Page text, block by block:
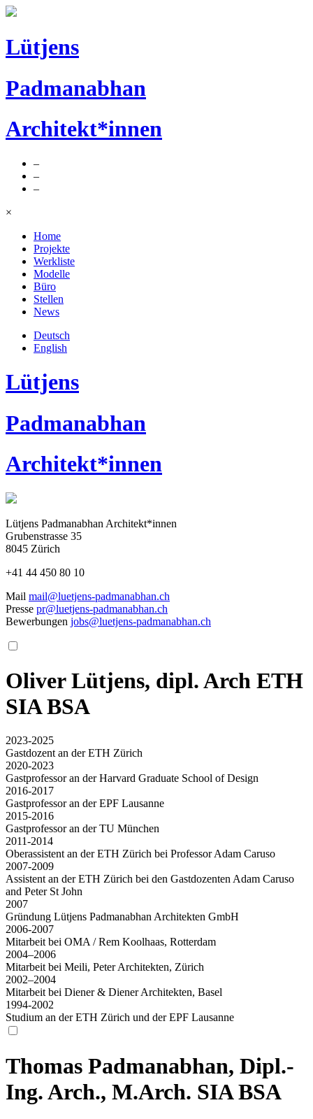
Lütjens
Padmanabhan
Architekt*innen
–
–
–
×
Home
Projekte
Werkliste
Modelle
Büro
Stellen
News
Deutsch
English
Lütjens
Padmanabhan
Architekt*innen
Lütjens Padmanabhan Architekt*innen
Grubenstrasse 35
8045 Zürich
+41 44 450 80 10
Mail mail@luetjens-padmanabhan.ch
Presse pr@luetjens-padmanabhan.ch
Bewerbungen jobs@luetjens-padmanabhan.ch
Oliver Lütjens, dipl. Arch ETH
SIA BSA
2023-2025
Gastdozent an der ETH Zürich
2020-2023
Gastprofessor an der Harvard Graduate School of Design
2016-2017
Gastprofessor an der EPF Lausanne
2015-2016
Gastprofessor an der TU München
2011-2014
Oberassistent an der ETH Zürich bei Professor Adam Caruso
2007-2009
Assistent an der ETH Zürich bei den Gastdozenten Adam Caruso
and Peter St John
2007
Gründung Lütjens Padmanabhan Architekten GmbH
2006-2007
Mitarbeit bei OMA / Rem Koolhaas, Rotterdam
2004–2006
Mitarbeit bei Meili, Peter Architekten, Zürich
2002–2004
Mitarbeit bei Diener & Diener Architekten, Basel
1994-2002
Studium an der ETH Zürich und der EPF Lausanne
Thomas Padmanabhan, Dipl.-
Ing. Arch., M.Arch. SIA BSA